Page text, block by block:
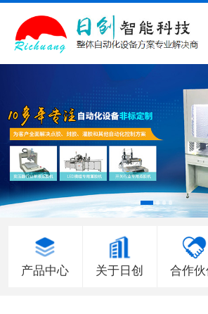
产品中心 关于日创 合作